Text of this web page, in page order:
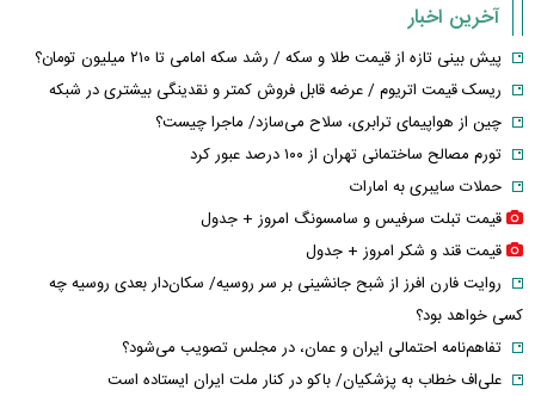
آخرین اخبار
پیش بینی تازه از قیمت طلا و سکه / رشد سکه امامی تا ۲۱۰ میلیون تومان؟
ریسک قیمت اتریوم / عرضه قابل فروش کمتر و نقدینگی بیشتری در شبکه
چین از هواپیمای ترابری، سلاح می‌سازد/ ماجرا چیست؟
تورم مصالح ساختمانی تهران از ۱۰۰ درصد عبور کرد
حملات سایبری به امارات
قیمت تبلت سرفیس و سامسونگ امروز + جدول
قیمت قند و شکر امروز + جدول
روایت فارن افرز از شبح جانشینی بر سر روسیه/ سکان‌دار بعدی روسیه چه
کسی خواهد بود؟
تفاهم‌نامه احتمالی ایران و عمان، در مجلس تصویب می‌شود؟
علی‌اف خطاب به پزشکیان/ باکو در کنار ملت ایران ایستاده است